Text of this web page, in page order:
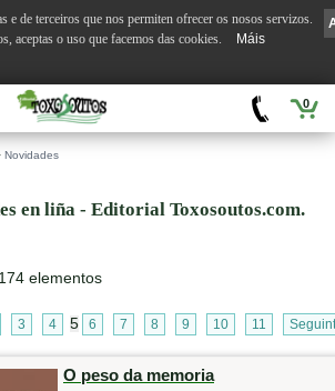
0
Novidades
en liña - Editorial Toxosoutos.com.
elementos
3 4 5 6 7 8 9 10 11
O peso da memoria
e de terceiros que nos permiten ofrecer os nosos servizos.
aceptas o uso que facemos das cookies.
Máis